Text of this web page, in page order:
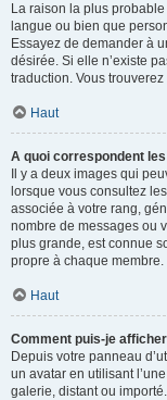
La raison la plus
langue ou bien que
Essayez de demander à
désirée. Si elle n’existe
traduction. Vous
Haut
A quoi correspondent
Il y a deux images qui
lorsque vous consultez
associée à votre rang,
nombre de messages ou
plus grande, est connue
propre à chaque membre.
Haut
Comment puis-je
Depuis votre panneau
un avatar en utilisant
galerie, distant ou